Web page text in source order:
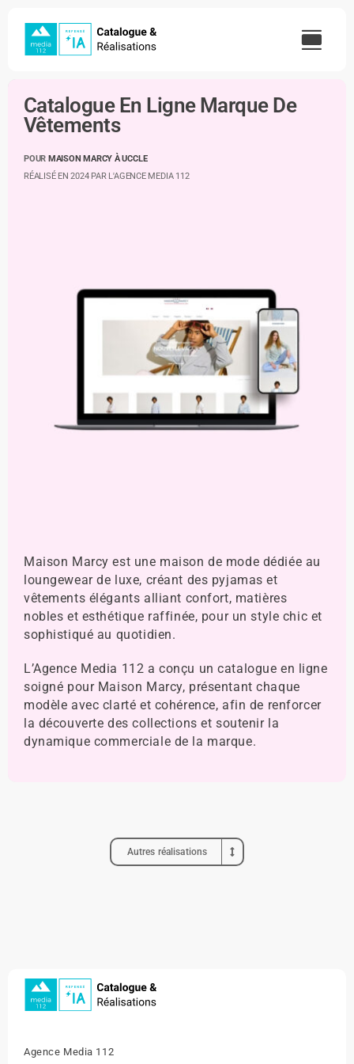
content
Catalogue En Ligne Marque De
Vêtements
POUR MAISON MARCY À UCCLE
RÉALISÉ EN 2024 PAR L'AGENCE MEDIA 112
Maison Marcy est une maison de mode dédiée au
loungewear de luxe, créant des pyjamas et
vêtements élégants alliant confort, matières
nobles et esthétique raffinée, pour un style chic et
sophistiqué au quotidien.
L’Agence Media 112 a conçu un catalogue en ligne
soigné pour Maison Marcy, présentant chaque
modèle avec clarté et cohérence, afin de renforcer
la découverte des collections et soutenir la
dynamique commerciale de la marque.
Autres réalisations
Agence Media 112